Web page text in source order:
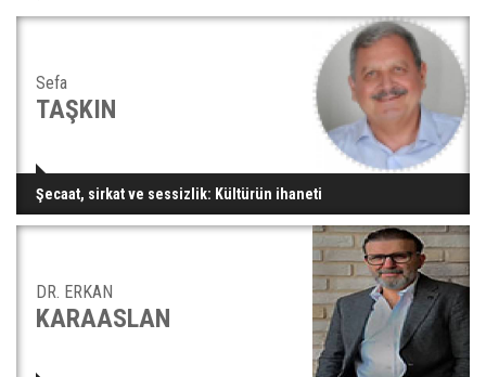
Sefa
TAŞKIN
Şecaat, sirkat ve sessizlik: Kültürün ihaneti
DR. ERKAN
KARAASLAN